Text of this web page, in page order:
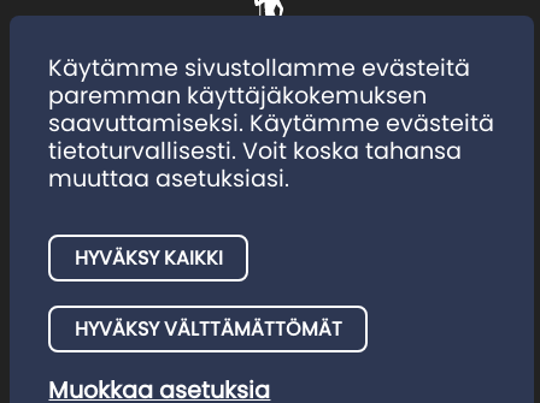
Tietosuojaseloste Evästeet
Käytämme sivustollamme evästeitä
paremman käyttäjäkokemuksen
saavuttamiseksi. Käytämme evästeitä
tietoturvallisesti. Voit koska tahansa
muuttaa asetuksiasi.
HYVÄKSY VÄLTTÄMÄTTÖMÄT
HYVÄKSY KAIKKI
Muokkaa asetuksia